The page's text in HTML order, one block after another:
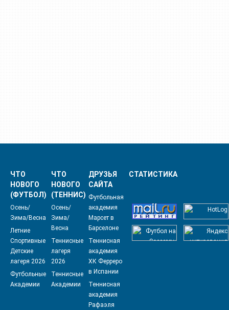
ЧТО
НОВОГО
(ФУТБОЛ)
Осень/
Зима/Весна
Летние
Спортивные
Детские
лагеря 2026
Футбольные
Академии
ЧТО
НОВОГО
(ТЕННИС)
Осень/
Зима/
Весна
Теннисные
лагеря
2026
Теннисные
Академии
ДРУЗЬЯ
САЙТА
Футбольная
академия
Марсет в
Барселоне
Теннисная
академия
ХК Ферреро
в Испании
Теннисная
академия
Рафаэля
СТАТИСТИКА